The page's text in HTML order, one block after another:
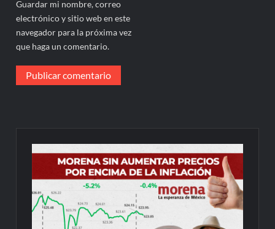
Guardar mi nombre, correo
electrónico y sitio web en este
navegador para la próxima vez
que haga un comentario.